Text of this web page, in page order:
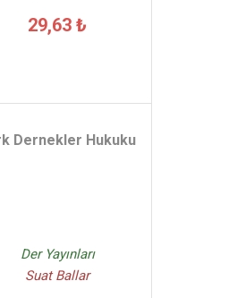
29,63 ₺
Dernekler Hukuku
Der Yayınları
Suat Ballar